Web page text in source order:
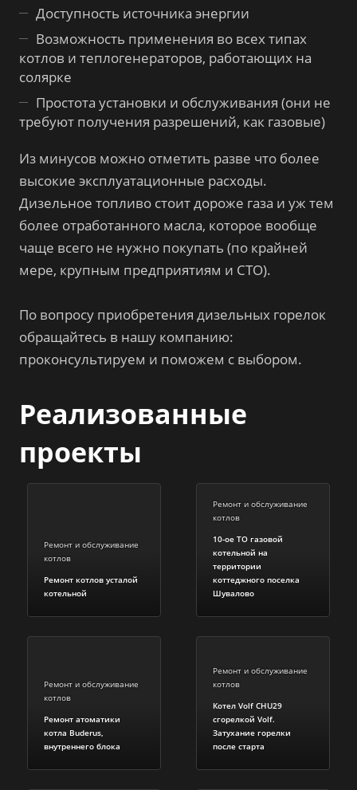
Доступность источника энергии
Возможность применения во всех типах
котлов и теплогенераторов, работающих на
солярке
Простота установки и обслуживания (они не
требуют получения разрешений, как газовые)
Из минусов можно отметить разве что более
высокие эксплуатационные расходы.
Дизельное топливо стоит дороже газа и уж тем
более отработанного масла, которое вообще
чаще всего не нужно покупать (по крайней
мере, крупным предприятиям и СТО).
По вопросу приобретения дизельных горелок
обращайтесь в нашу компанию:
проконсультируем и поможем с выбором.
Реализованные
проекты
Ремонт и обслуживание
котлов
Ремонт котлов усталой
котельной
Ремонт и обслуживание
котлов
10-ое ТО газовой
котельной на
территории
коттеджного поселка
Шувалово
Ремонт и обслуживание
котлов
Ремонт атоматики
котла Buderus,
внутреннего блока
Ремонт и обслуживание
котлов
Котел Volf CHU29
сгорелкой Volf.
Затухание горелки
после старта